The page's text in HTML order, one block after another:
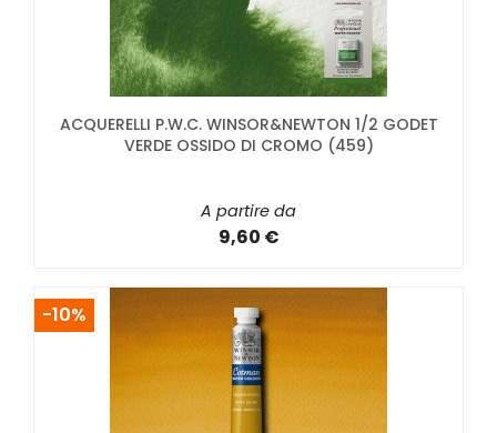
ACQUERELLI P.W.C. WINSOR&NEWTON 1/2 GODET
VERDE OSSIDO DI CROMO (459)
A partire da
9,60 €
-10%